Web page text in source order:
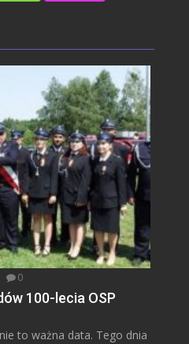
0
100-lecia OSP
to ważna data. Tego dnia